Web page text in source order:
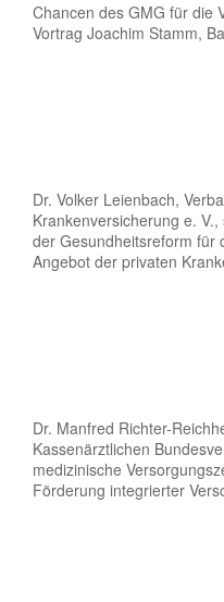
Chancen des GMG für die
Vortrag Joachim Stamm,
Dr. Volker Leienbach,
Krankenversicherung e.
der Gesundheitsreform für
Angebot der privaten
Dr. Manfred Richter-
Kassenärztlichen
medizinische
Förderung integrierter